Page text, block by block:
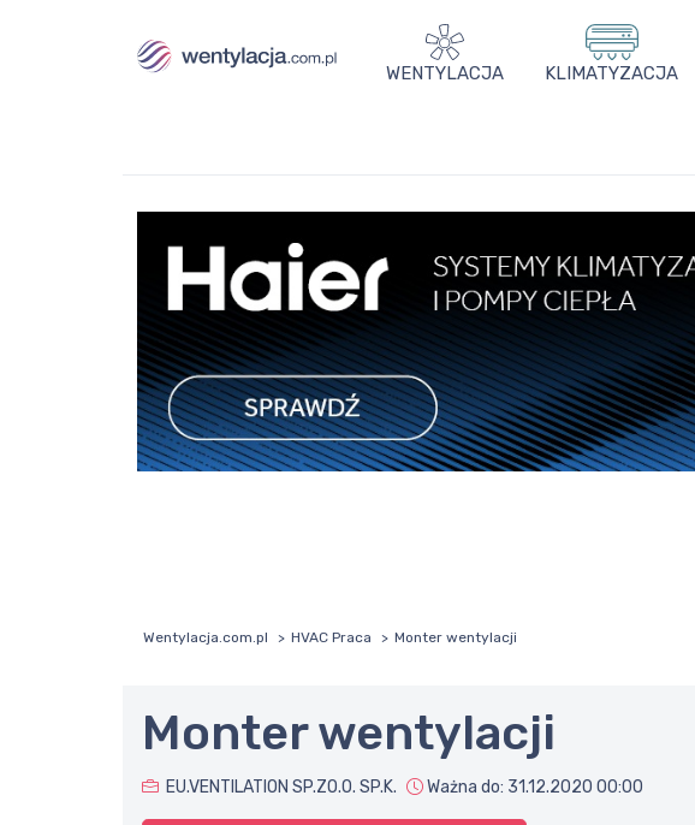
WENTYLACJA KLIMATYZACJA
Wentylacja.com.pl HVAC Praca Monter wentylacji
Monter wentylacji
EU.VENTILATION SP.ZO.O. SP.K. Ważna do: 31.12.2020 00:00